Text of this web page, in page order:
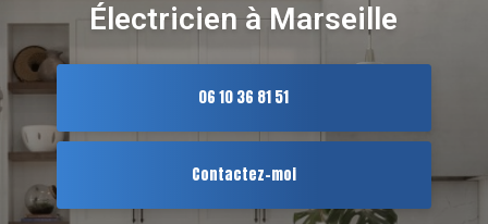
Électricien à Marseille
06 10 36 81 51
Contactez-moi